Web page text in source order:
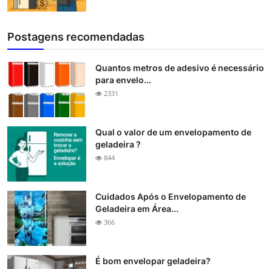
Postagens recomendadas
Quantos metros de adesivo é necessário
para envelo...
2331
Qual o valor de um envelopamento de
geladeira ?
844
Cuidados Após o Envelopamento de
Geladeira em Área...
366
É bom envelopar geladeira?